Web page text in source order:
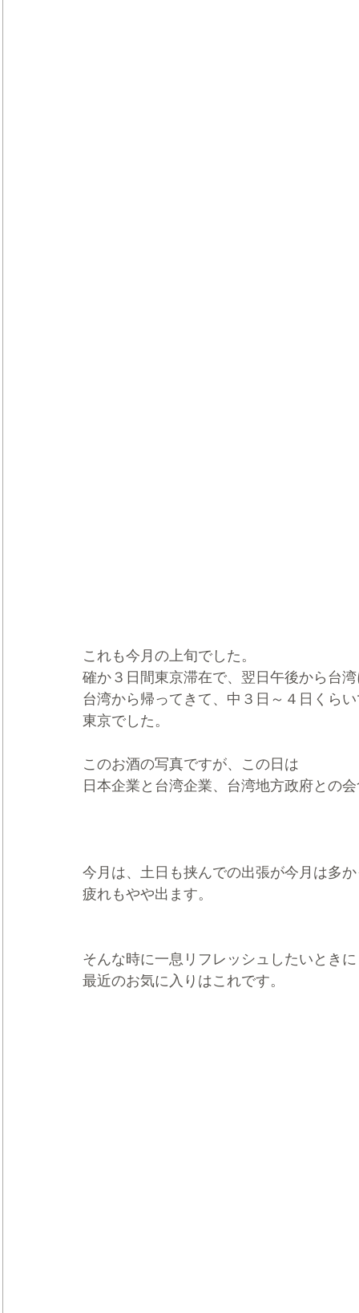
これも今月の上旬でした。
確か３日間東京滞在で、翌日午後から台
台湾から帰ってきて、中３日～４日くら
東京でした。
このお酒の写真ですが、この日は
日本企業と台湾企業、台湾地方政府との
今月は、土日も挟んでの出張が今月は多
疲れもやや出ます。
そんな時に一息リフレッシュしたいときに
最近のお気に入りはこれです。